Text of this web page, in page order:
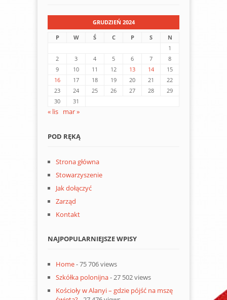
GRUDZIEŃ 2024
P
W Ś C P S
N
1
2
3 4 5 6 7
8
9
10 11 12 13 14
15
16
17 18 19 20 21
22
23
24 25 26 27 28
29
30
31
« lis mar »
POD RĘKĄ
Strona główna
Stowarzyszenie
Jak dołączyć
Zarząd
Kontakt
NAJPOPULARNIEJSZE WPISY
Home- 75 706 views
Szkółka polonijna- 27 502 views
Kościoły w Alanyi – gdzie pójść na mszę